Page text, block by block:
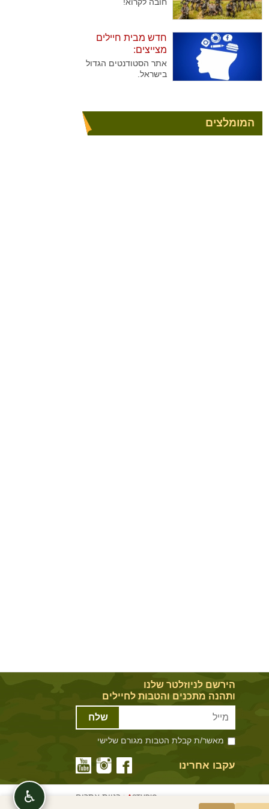
חדש מבית חיילים
מצייצים:
אתר הסטודנטים הגדול
בישראל.
המומלצים
הירשם לניוזלטר שלנו
ותהנה מתכנים והטבות לחיילים
שלח
מאשר/ת קבלת הטבות מגורם שלישי
עקבו אחרינו
ASTUDIO
| בניית אתרים ♿